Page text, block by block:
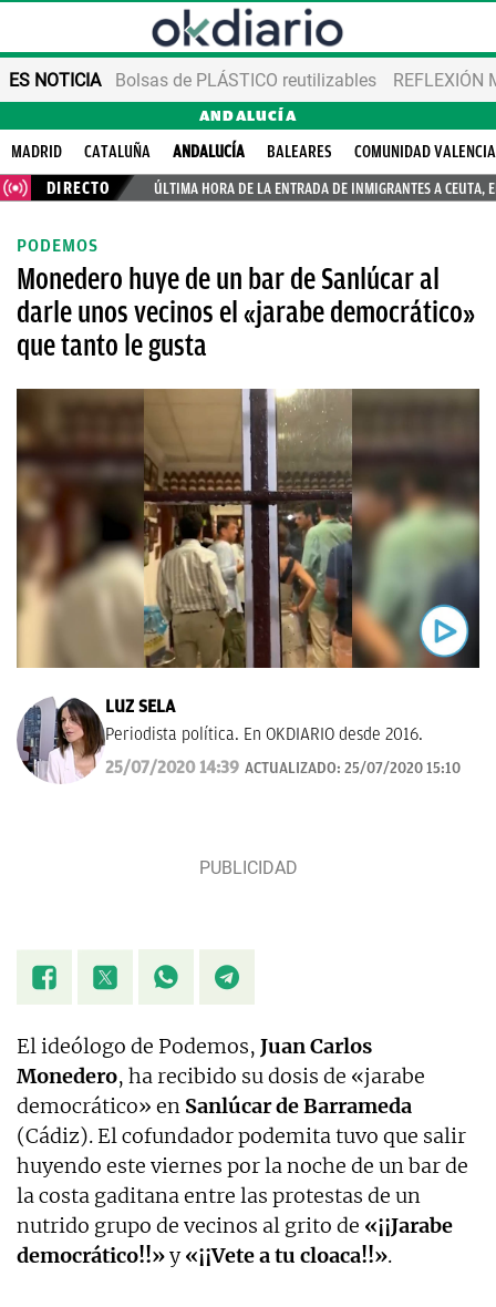
ES NOTICIA Bolsas de PLÁSTICO reutilizables REFLEXIÓN
ANDALUCÍA
MADRID CATALUÑA ANDALUCÍA BALEARES
COMUNIDAD
DIRECTO
ÚLTIMA HORA DE LA ENTRADA DE INMIGRANTES A CEUTA,
PODEMOS
Monedero huye de un bar de Sanlúcar al
darle unos vecinos el «jarabe democrático»
que tanto le gusta
LUZ SELA
Periodista política. En OKDIARIO desde 2016.
25/07/2020 14:39 ACTUALIZADO: 25/07/2020 15:10
El ideólogo de Podemos, Juan Carlos
Monedero, ha recibido su dosis de «jarabe
democrático» en Sanlúcar de Barrameda
(Cádiz). El cofundador podemita tuvo que salir
huyendo este viernes por la noche de un bar de
la costa gaditana entre las protestas de un
nutrido grupo de vecinos al grito de «¡¡Jarabe
democrático!!»y«¡¡Vete a tu cloaca!!».